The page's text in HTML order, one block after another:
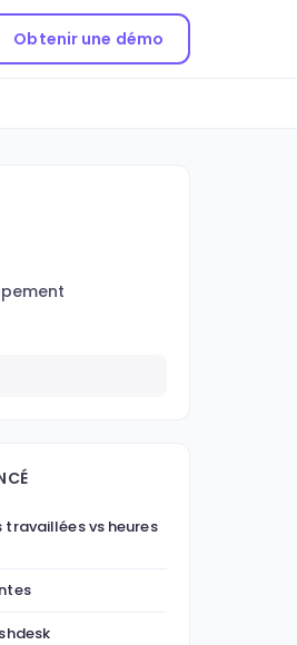
Obtenir une démo
travaillées vs heures